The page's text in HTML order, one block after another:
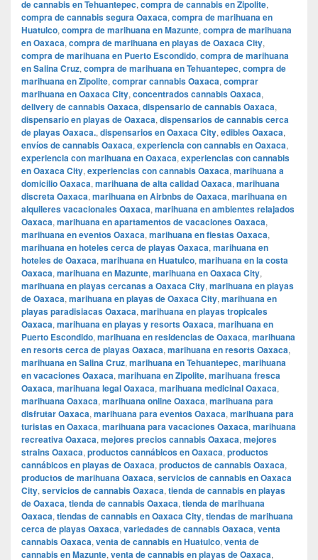
de cannabis en Tehuantepec, compra de cannabis en Zipolite,
compra de cannabis segura Oaxaca, compra de marihuana en
Huatulco, compra de marihuana en Mazunte, compra de marihuana
en Oaxaca, compra de marihuana en playas de Oaxaca City,
compra de marihuana en Puerto Escondido, compra de marihuana
en Salina Cruz, compra de marihuana en Tehuantepec, compra de
marihuana en Zipolite, comprar cannabis Oaxaca, comprar
marihuana en Oaxaca City, concentrados cannabis Oaxaca,
delivery de cannabis Oaxaca, dispensario de cannabis Oaxaca,
dispensario en playas de Oaxaca, dispensarios de cannabis cerca
de playas Oaxaca., dispensarios en Oaxaca City, edibles Oaxaca,
envíos de cannabis Oaxaca, experiencia con cannabis en Oaxaca,
experiencia con marihuana en Oaxaca, experiencias con cannabis
en Oaxaca City, experiencias con cannabis Oaxaca, marihuana a
domicilio Oaxaca, marihuana de alta calidad Oaxaca, marihuana
discreta Oaxaca, marihuana en Airbnbs de Oaxaca, marihuana en
alquileres vacacionales Oaxaca, marihuana en ambientes relajados
Oaxaca, marihuana en apartamentos de vacaciones Oaxaca,
marihuana en eventos Oaxaca, marihuana en fiestas Oaxaca,
marihuana en hoteles cerca de playas Oaxaca, marihuana en
hoteles de Oaxaca, marihuana en Huatulco, marihuana en la costa
Oaxaca, marihuana en Mazunte, marihuana en Oaxaca City,
marihuana en playas cercanas a Oaxaca City, marihuana en playas
de Oaxaca, marihuana en playas de Oaxaca City, marihuana en
playas paradisiacas Oaxaca, marihuana en playas tropicales
Oaxaca, marihuana en playas y resorts Oaxaca, marihuana en
Puerto Escondido, marihuana en residencias de Oaxaca, marihuana
en resorts cerca de playas Oaxaca, marihuana en resorts Oaxaca,
marihuana en Salina Cruz, marihuana en Tehuantepec, marihuana
en vacaciones Oaxaca, marihuana en Zipolite, marihuana fresca
Oaxaca, marihuana legal Oaxaca, marihuana medicinal Oaxaca,
marihuana Oaxaca, marihuana online Oaxaca, marihuana para
disfrutar Oaxaca, marihuana para eventos Oaxaca, marihuana para
turistas en Oaxaca, marihuana para vacaciones Oaxaca, marihuana
recreativa Oaxaca, mejores precios cannabis Oaxaca, mejores
strains Oaxaca, productos cannábicos en Oaxaca, productos
cannábicos en playas de Oaxaca, productos de cannabis Oaxaca,
productos de marihuana Oaxaca, servicios de cannabis en Oaxaca
City, servicios de cannabis Oaxaca, tienda de cannabis en playas
de Oaxaca, tienda de cannabis Oaxaca, tienda de marihuana
Oaxaca, tiendas de cannabis en Oaxaca City, tiendas de marihuana
cerca de playas Oaxaca, variedades de cannabis Oaxaca, venta
cannabis Oaxaca, venta de cannabis en Huatulco, venta de
cannabis en Mazunte, venta de cannabis en playas de Oaxaca,